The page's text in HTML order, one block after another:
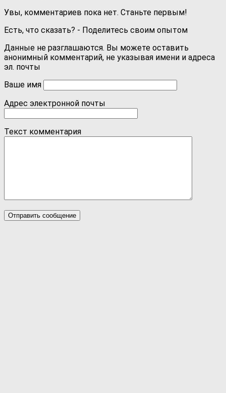
Увы, комментариев пока нет. Станьте первым!
Есть, что сказать? - Поделитесь своим опытом
Данные не разглашаются. Вы можете оставить
анонимный комментарий, не указывая имени и адреса
эл. почты
Ваше имя
Адрес электронной почты
Текст комментария